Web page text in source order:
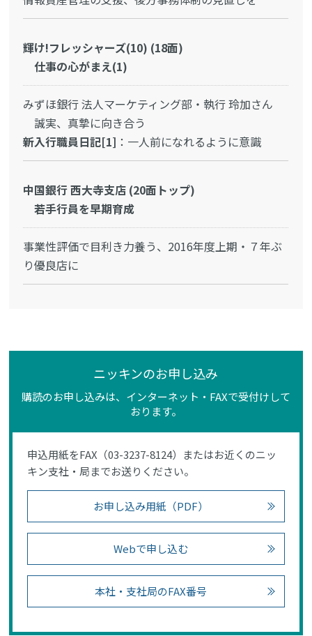
輝け!フレッシャーズ(10) (18面)
仕事の心がまえ(1)
みずほ銀行 法人マーケティング部・執行 玲加さん
誠実、真摯に向き合う
新入行職員日記[1] ：一人前になれるように意識
中国銀行 西大寺支店 (20面トップ)
若手行員を早期育成
事業性評価で目利き力養う、2016年度上期・７年ぶ
り優良店に
ニッキンのお申し込み
購読のお申し込みは、インターネット・FAXで受付けして
おります。
申込用紙をFAX（03-3237-8124）またはお近くのニッ
キン支社・局までお送りください。
お申し込み用紙（PDF）
Webで申し込む
本社・支社局のFAX番号